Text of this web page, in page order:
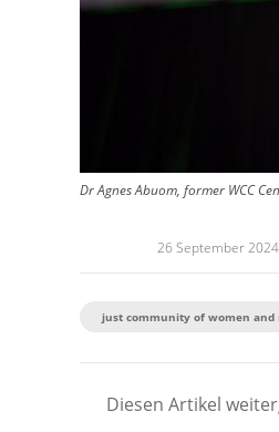
Dr Agnes Abuom, former WCC
26 September 2024
just community of women and
Diesen Artikel